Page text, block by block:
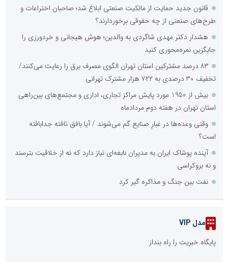
قانون جدید حمایت از مالکیت صنعتی ابلاغ شد؛ صاحبان اختراعات و
طرح‌های صنعتی از چه حقوقی برخوردارند؟
هشدار دکتر مهدی شاگردی به والدین؛ هوش هیجانی و خردورزی را
جایگزین نمره‌محوری کنید
۸۳ درصد مشترکین استان تهران الگوی مصرف برق را رعایت می‌کنند/
تخفیف ۳۰ درصدی به ۷۲۲ هزار مشترک تهرانی
بیش از 1950 مورد پایش مراکز تجاری، اداری و مجتمع‌های بین‌راهی
استان تهران در هفته دوم مردادماه
وقتی وعده‌ها در غبارِ صنایع گم می‌شوند / آیا بافق تافته جدابافته
است؟
آینده پوشاک ایران به مدیران نابغه‌ای نیاز دارد که نه از خلاقیت بترسند
و نه بروکراسی
نفت بین جنگ و مذاکره گیر کرد
مدل VIP
پایگاه خبریت را راه بنداز